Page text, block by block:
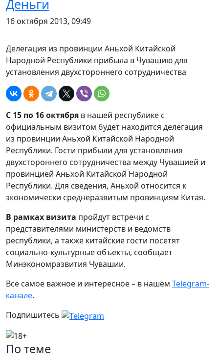
Деньги
16 октября 2013, 09:49
Делегация из провинции Аньхой Китайской
Народной Республики прибыла в Чувашию для
установления двухстороннего сотрудничества
С 15 по 16 октября в нашей республике с
официальным визитом будет находится делегация
из провинции Аньхой Китайской Народной
Республики. Гости прибыли для установления
двухстороннего сотрудничества между Чувашией и
провинцией Аньхой Китайской Народной
Республики. Для сведения, Аньхой относится к
экономически среднеразвитым провинциям Китая.
В рамках визита пройдут встречи с
представителями министерств и ведомств
республики, а также китайские гости посетят
социально-культурные объекты, сообщает
Минэкономразвития Чувашии.
Все самое важное и интересное – в нашем Telegram-
канале.
Подпишитесь
По теме